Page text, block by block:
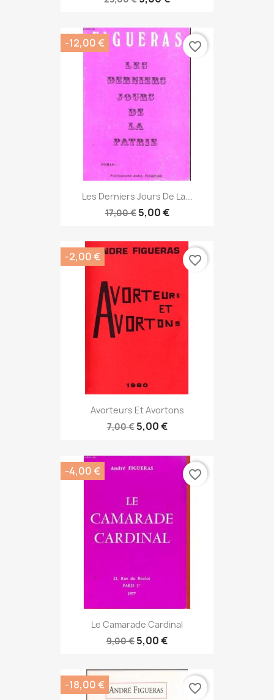
Les Derniers Jours De La...
17,00 € 5,00 €
-12,00 € favorite_border
Avorteurs Et Avortons
7,00 € 5,00 €
-2,00 € favorite_border
Le Camarade Cardinal
9,00 € 5,00 €
-4,00 € favorite_border
-18,00 € favorite_border